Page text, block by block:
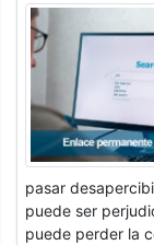
pasar
puede ser
puede perder la